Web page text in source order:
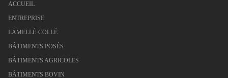
ACCUEIL
ENTREPRISE
LAMELLÉ-COLLÉ
BÂTIMENTS POSÉS
BÂTIMENTS AGRICOLES
BÂTIMENTS BOVIN